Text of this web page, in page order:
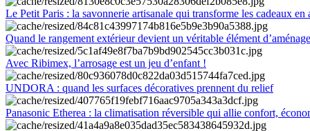
Le Petit Paris : la savonnerie artisanale qui transforme les cadeaux en
Quand le rangement extérieur devient un véritable élément
Avec Ribimex, l’arrosage est un jeu d’enfant !
UNDORA : quand les surfaces décoratives prennent du relief
Panasonic Etherea : la climatisation réversible qui allie confort,